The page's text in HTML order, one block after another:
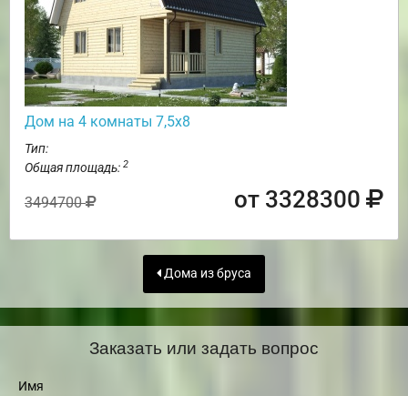
Дом на 4 комнаты 7,5х8
Тип:
Общая площадь: 2
3494700 от 3328300
Дома из бруса
Заказать или задать вопрос
Имя